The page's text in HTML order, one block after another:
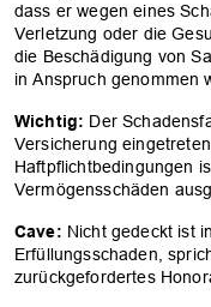
dass er wegen eines
Verletzung oder die
die Beschädigung von
in Anspruch genommen
Wichtig: Der
Versicherung
Haftpflichtbedingungen
Vermögensschäden
Cave: Nicht gedeckt ist
Erfüllungsschaden,
zurückgefordertes